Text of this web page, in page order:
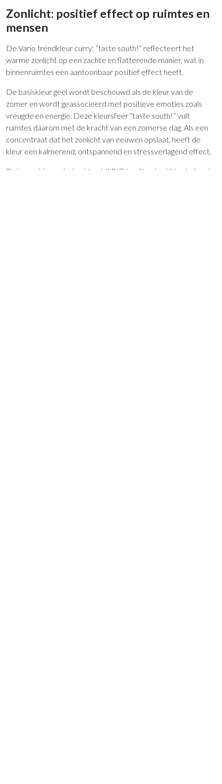
Zonlicht: positief effect op ruimtes en
mensen
De Vario trendkleur curry: “taste south!” reflecteert het
warme zonlicht op een zachte en flatterende manier, wat in
binnenruimtes een aantoonbaar positief effect heeft.
De basiskleur geel wordt beschouwd als de kleur van de
zomer en wordt geassocieerd met positieve emoties zoals
vreugde en energie. Deze kleursfeer “taste south!” vult
ruimtes daarom met de kracht van een zomerse dag. Als een
concentraat dat het zonlicht van eeuwen opslaat, heeft de
kleur een kalmerend, ontspannend en stressverlagend effect.
Dat smaakt naar het zuiden: VARIO heeft enige tijd geleden de